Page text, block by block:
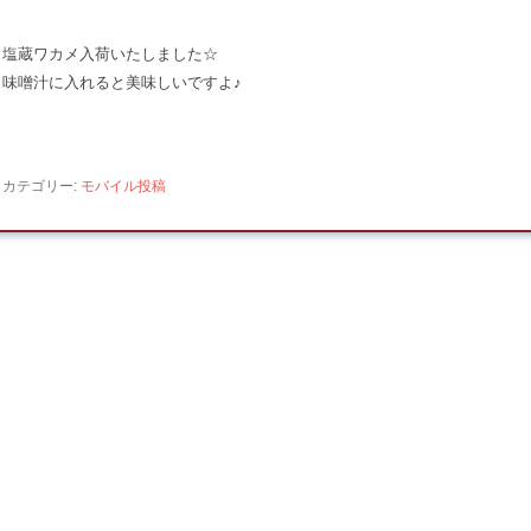
塩蔵ワカメ入荷いたしました☆
味噌汁に入れると美味しいですよ♪
カテゴリー: モバイル投稿